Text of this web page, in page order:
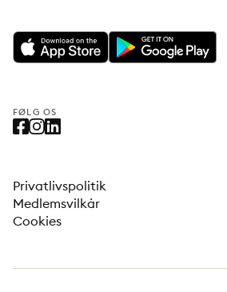
FØLG OS
Privatlivspolitik
Medlemsvilkår
Cookies